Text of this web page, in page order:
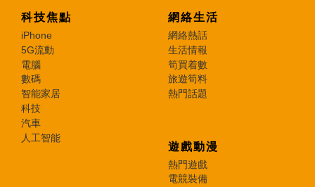
科技焦點
iPhone
5G流動
電腦
數碼
智能家居
科技
汽車
人工智能
網絡生活
網絡熱話
生活情報
筍買着數
旅遊筍料
熱門話題
遊戲動漫
熱門遊戲
電競裝備